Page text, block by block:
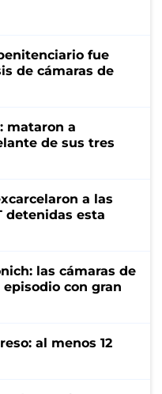
fue
de cámaras de
mataron a
de sus tres
a las
detenidas esta
las cámaras de
con gran
al menos 12